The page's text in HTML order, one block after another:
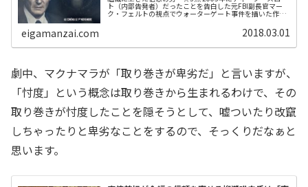
ト（内部告発者）だったことを告白した元FBI副長官マー
ク・フェルトの視点でウォーターゲート事件を描いた作
品。 監督はピーター・ランデズマン、主演はリーアム・ニ
eigamanzai.com 2018.03.01
劇中、マクナマラが「取り巻きが卑劣だ」と言いますが、
「忖度」という概念は取り巻きから生まれるわけで、その
取り巻きが忖度したことを隠そうとして、嘘ついたり改竄
しちゃったりと卑劣なことをするので、そっくりだなぁと
思います。